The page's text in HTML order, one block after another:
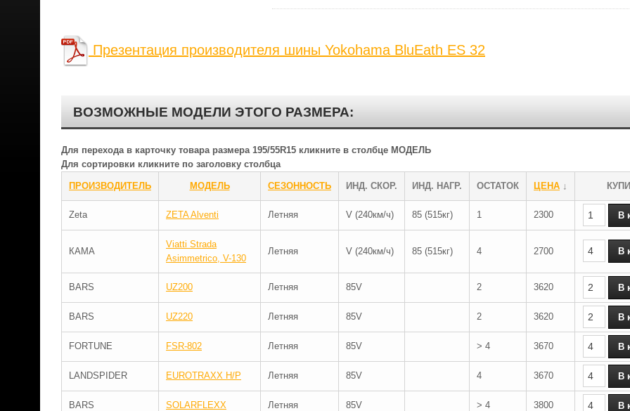
Презентация производителя шины Yokohama BluEath ES 32
ВОЗМОЖНЫЕ МОДЕЛИ ЭТОГО РАЗМЕРА:
Для перехода в карточку товара размера 195/55R15 кликните в столбце МОДЕЛЬ
Для сортировки кликните по заголовку столбца
ПРОИЗВОДИТЕЛЬ МОДЕЛЬ СЕЗОННОСТЬ ИНД. СКОР. ИНД. НАГР. ОСТАТОК ЦЕНА ↓
Zeta ZETA Alventi Летняя V (240км/ч) 85 (515кг) 1 2300
КАМА
Viatti Strada
Asimmetrico, V-130
Летняя V (240км/ч) 85 (515кг) 4 2700
BARS UZ200 Летняя 85V 2 3620
BARS UZ220 Летняя 85V 2 3620
FORTUNE FSR-802 Летняя 85V > 4 3670
LANDSPIDER EUROTRAXX H/P Летняя 85V 4 3670
BARS SOLARFLEXX Летняя 85V > 4 3800